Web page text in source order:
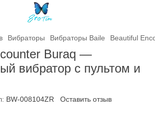
Вибраторы Вибраторы Baile Beautiful
Buraq —
вибратор с пультом и
BW-008104ZR Оставить отзыв